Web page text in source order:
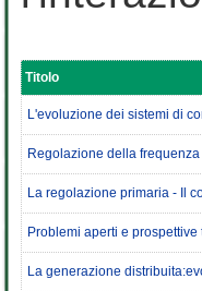
Titolo
L'evoluzione dei sistemi di
Regolazione della
La regolazione primaria - Il
Problemi aperti e
La generazione